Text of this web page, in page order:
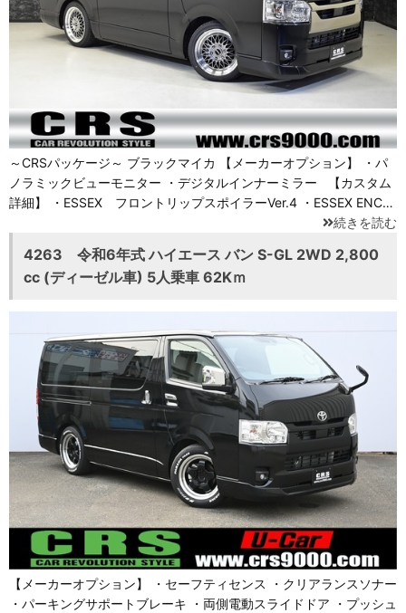
～CRSパッケージ～ ブラックマイカ 【メーカーオプション】 ・パ
ノラミックビューモニター ・デジタルインナーミラー 【カスタム
詳細】 ・ESSEX フロントリップスポイラーVer.4 ・ESSEX ENC…
続きを読む
4263 令和6年式 ハイエース バン S-GL 2WD 2,800
cc (ディーゼル車) 5人乗車 62Kｍ
【メーカーオプション】 ・セーフティセンス ・クリアランスソナー
・パーキングサポートブレーキ ・両側電動スライドドア ・プッシュ